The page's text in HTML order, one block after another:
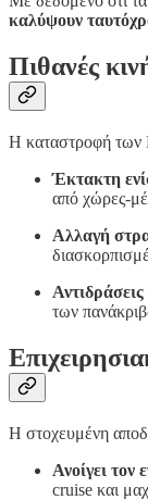
καλύψουν
Πιθανές
Η καταστροφή των
Έκτακτη
από χώρες-
Αλλαγή
των
Η στοχευμένη
Ανοίγει τον
cruise και